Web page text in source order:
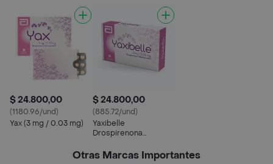
$ 24.800,00
(1180.96/und)
Yax (3 mg / 0.03 mg)
$ 24.800,00
(885.72/und)
Yaxibelle
Drospirenona
0.02 mg)
Otras Marcas Importantes